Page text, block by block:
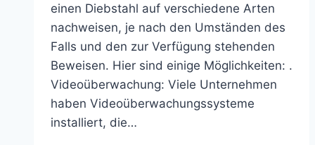
einen Diebstahl auf verschiedene Arten
nachweisen, je nach den Umständen des
Falls und den zur Verfügung stehenden
Beweisen. Hier sind einige Möglichkeiten: .
Videoüberwachung: Viele Unternehmen
haben Videoüberwachungssysteme
installiert, die…